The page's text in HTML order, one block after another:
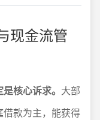
现金流管
核心诉求。 大部
款为主，能获得